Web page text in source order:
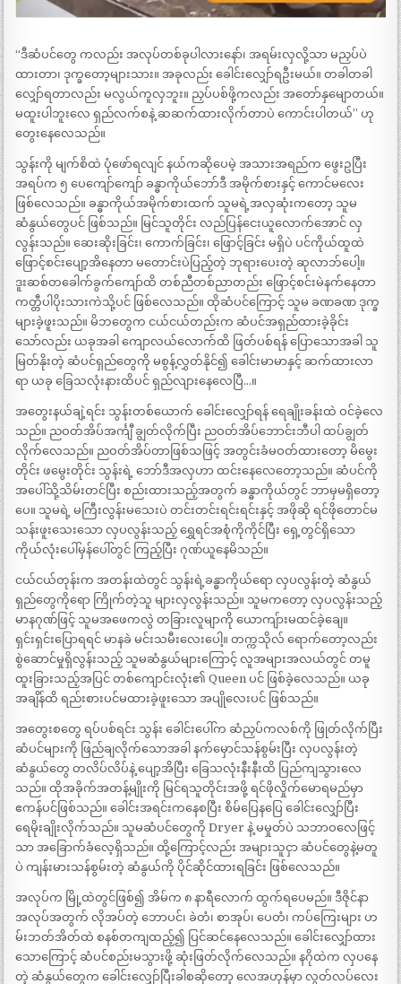
“ဒီဆံပင်တွေ ကလည်း အလုပ်တစ်ခုပါလားနော်၊ အရမ်းလှလို့သာ မညှပ်ပဲ
ထားတာ၊ ဒုက္ခတော့များသား။ အခုလည်း ခေါင်းလျှော်ရဦးမယ်။ တခါတခါ
လျှော်ရတာလည်း မလွယ်ကူလှဘူး။ ညှပ်ပစ်ဖို့ကလည်း အတော်နှမျောတယ်။
မထူးပါဘူးလေ ရှည်လက်စနဲ့ ဆဆက်ထားလိုက်တာပဲ ကောင်းပါတယ်” ဟု
တွေးနေလေသည်။
သွန်းကို မျက်စိထဲ ပုံဖော်ရလျင် နယ်ကဆိုပေမဲ့ အသားအရည်က ဖွေးဥပြီး
အရပ်က ၅ ပေကျော်ကျော် ခန္ဓာကိုယ်ဘော်ဒီ အမိုက်စားနှင့် ကောင်မလေး
ဖြစ်လေသည်။ ခန္ဓာကိုယ်အမိုက်စားထက် သူမရဲ့အလှဆုံးကတော့ သူမ
ဆံနွယ်တွေပင် ဖြစ်သည်။ မြင်သူတိုင်း လည်ပြန်ငေးယူလောက်အောင် လှ
လွန်းသည်။ ဆေးဆိုးခြင်း၊ ကောက်ခြင်း၊ ဖြောင့်ခြင်း မရှိပဲ ပင်ကိုယ်ထူထဲ
ဖြောင့်စင်းပျော့အိနေတာ မတောင်းပဲပြည့်တဲ့ ဘုရားပေးတဲ့ ဆုလာဘ်ပေါ့။
ဒူးဆစ်တခေါက်ခွက်ကျော်ထိ တစ်ညီတစ်ညာတည်း ဖြောင့်စင်းမဲနက်နေတာ
ကတ္တီပါပိုးသားကဲသို့ပင် ဖြစ်လေသည်။ ထိုဆံပင်ကြောင့် သူမ ခဏခဏ ဒုက္ခ
များခဲ့ဖူးသည်။ မိဘတွေက ငယ်ငယ်တည်းက ဆံပင်အရှည်ထားခဲ့ခိုင်း
သော်လည်း ယခုအခါ ကျောလယ်လောက်ထိ ဖြတ်ပစ်ရန် ပြောသောအခါ သူ
မြတ်နိုးတဲ့ ဆံပင်ရှည်တွေကို မစွန့်လွှတ်နိုင်၍ ခေါင်းမာမာနှင့် ဆက်ထားလာ
ရာ ယခု ခြေသလုံးနားထိပင် ရှည်လျားနေလေပြီ…။
အတွေးနယ်ချဲ့ရင်း သွန်းတစ်ယောက် ခေါင်းလျှော်ရန် ရေချိုးခန်းထဲ ဝင်ခဲ့လေ
သည်။ ညဝတ်အိပ်အင်္ကျီ ချွတ်လိုက်ပြီး ညဝတ်အိပ်ဘောင်းဘီပါ ထပ်ချွတ်
လိုက်လေသည်။ ညဝတ်အိပ်တာဖြစ်သဖြင့် အတွင်းခံမဝတ်ထားတော့ မိမွေး
တိုင်း ဖမွေးတိုင်း သွန်းရဲ့ ဘော်ဒီအလှဟာ ထင်းနေလေတော့သည်။ ဆံပင်ကို
အပေါ်သို့သိမ်းတင်ပြီး စည်းထားသည့်အတွက် ခန္ဓာကိုယ်တွင် ဘာမှမရှိတော့
ပေ။ သူမရဲ့ မကြီးလွန်းမသေးပဲ တင်းတင်းရင်းရင်းနှင့် အဖိုဆို ရင်ဖိုတောင်မ
သန်းဖူးသေးသော လှပလွန်းသည့် ရွှေရင်အစုံကိုကိုင်ပြီး ရှေ့တွင်ရှိသော
ကိုယ်လုံးပေါ်မှန်ပေါ်တွင် ကြည့်ပြီး ဂုဏ်ယူနေမိသည်။
ငယ်ငယ်တုန်းက အတန်းထဲတွင် သွန်းရဲ့ခန္ဓာကိုယ်ရော လှပလွန်းတဲ့ ဆံနွယ်
ရှည်တွေကိုရော ကြိုက်တဲ့သူ များလှလွန်းသည်။ သူမကတော့ လှပလွန်းသည့်
မာနဂုဏ်ဖြင့် သူမအဖေကလွဲ တခြားလူမျာကို ယောကျ်ားမထင်ခဲ့ချေ။
ရှင်းရှင်းပြောရရင် မာနခဲ မင်းသမီးလေးပေါ့။ တက္ကသိုလ် ရောက်တော့လည်း
စွဲဆောင်မှုရှိလွန်းသည့် သူမဆံနွယ်များကြောင့် လူအများအလယ်တွင် တမူ
ထူးခြားသည့်အပြင် တစ်ကျောင်းလုံး၏ Queen ပင် ဖြစ်ခဲ့လေသည်။ ယခု
အချိန်ထိ ရည်းစားပင်မထားခဲ့ဖူးသော အပျိုလေးပင် ဖြစ်သည်။
အတွေးစတွေ ရပ်ပစ်ရင်း သွန်း ခေါင်းပေါ်က ဆံညှပ်ကလစ်ကို ဖြုတ်လိုက်ပြီး
ဆံပင်များကို ဖြည်ချလိုက်သောအခါ နက်မှောင်သန်စွမ်းပြီး လှပလွန်းတဲ့
ဆံနွယ်တွေ တလိပ်လိပ်နဲ့ ပျော့အိပြီး ခြေသလုံးနီးနီးထိ ပြည်ကျသွားလေ
သည်။ ထိုအခိုက်အတန့်မျိုးကို မြင်ရသူတိုင်းအဖို့ ရင်ဖိုလှိုက်မောရမည်မှာ
ဧကန်ပင်ဖြစ်သည်။ ခေါင်းအရင်းကနေစပြီး စိမ်ပြေနပြေ ခေါင်းလျှော်ပြီး
ရေမိုးချိုးလိုက်သည်။ သူမဆံပင်တွေကို Dryer နဲ့ မမှုတ်ပဲ သဘာဝလေဖြင့်
သာ အခြောက်ခံလေ့ရှိသည်။ ထို့ကြောင့်လည်း အများသူငှာ ဆံပင်တွေနဲ့မတူ
ပဲ ကျန်းမားသန်စွမ်းတဲ့ ဆံနွယ်ကို ပိုင်ဆိုင်ထားရခြင်း ဖြစ်လေသည်။
အလုပ်က မြို့ထဲတွင်ဖြစ်၍ အိမ်က ၈ နာရီလောက် ထွက်ရပေမည်။ ဒီဇိုင်နာ
အလုပ်အတွက် လိုအပ်တဲ့ ဘောပင်၊ ခဲတံ၊ စာအုပ်၊ ပေတံ၊ ကပ်ကြေးများ ဟ
မ်းဘတ်အိတ်ထဲ စနစ်တကျထည့်၍ ပြင်ဆင်နေလေသည်။ ခေါင်းလျှော်ထား
သောကြောင့် ဆံပင်စည်းမသွားဖို့ ဆုံးဖြတ်လိုက်လေသည်။ နဂိုထဲက လှပနေ
တဲ့ ဆံနွယ်တွေက ခေါင်းလျှော်ပြီးခါစဆိုတော့ လေအဟုန်မှာ လွတ်လပ်လေး